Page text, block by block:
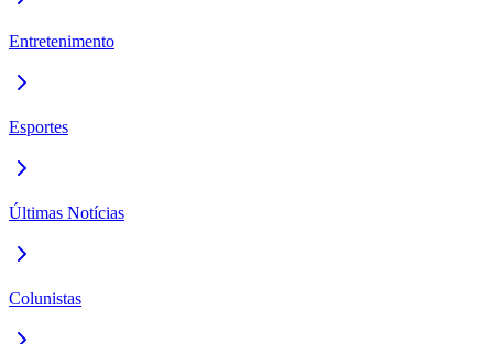
Entretenimento
Esportes
Últimas Notícias
Colunistas